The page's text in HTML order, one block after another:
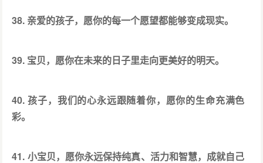
38. 亲爱的孩子，愿你的每一个愿望都能够变成现实。
39. 宝贝，愿你在未来的日子里走向更美好的明天。
40. 孩子，我们的心永远跟随着你，愿你的生命充满色
彩。
41. 小宝贝，愿你永远保持纯真、活力和智慧，成就自己